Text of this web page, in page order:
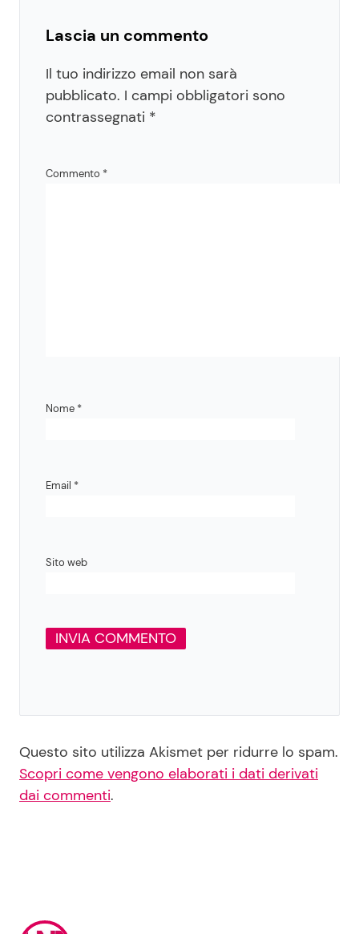
Lascia un commento
Il tuo indirizzo email non sarà
pubblicato. I campi obbligatori sono
contrassegnati *
Commento *
Nome *
Email *
Sito web
Questo sito utilizza Akismet per ridurre lo spam.
Scopri come vengono elaborati i dati derivati
dai commenti.